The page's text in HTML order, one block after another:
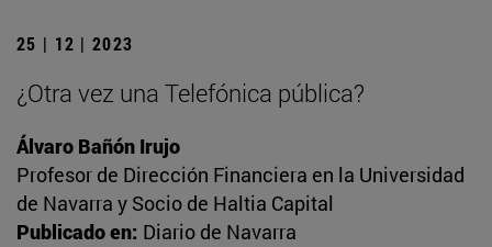
25 | 12 | 2023
¿Otra vez una Telefónica pública?
Álvaro Bañón Irujo
Profesor de Dirección Financiera en la Universidad
de Navarra y Socio de Haltia Capital
Publicado en: Diario de Navarra